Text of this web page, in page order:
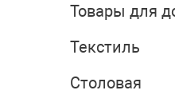
Товары для
Текстиль
Столовая